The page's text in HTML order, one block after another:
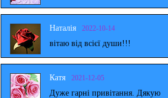
Наталія 2022-10-14
вітаю від всієї души!!!
Катя 2021-12-05
Дуже гарні привітання. Дякую